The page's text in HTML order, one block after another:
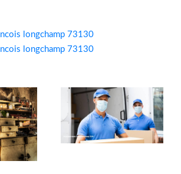
longchamp 73130
longchamp 73130